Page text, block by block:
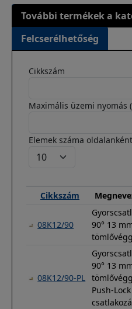
További termékek a
Felcserélhetőség
Cikkszám
Maximális üzemi nyomás
Elemek száma oldalanként
Cikkszám
08K12/90
90° 13
08K12/90-PL
90° 13
Push-Lock